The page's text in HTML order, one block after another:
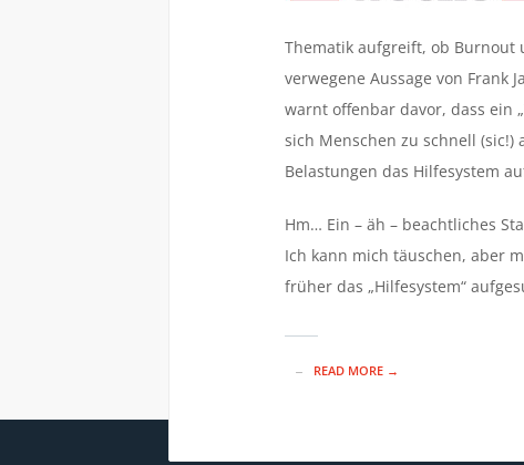
Thematik aufgreift, ob Burnout
verwegene Aussage von Frank
warnt offenbar davor, dass ein
sich Menschen zu schnell
Belastungen das Hilfesystem
Hm… Ein – äh – beachtliches
Ich kann mich täuschen, aber
früher das „Hilfesystem“
READ MORE →